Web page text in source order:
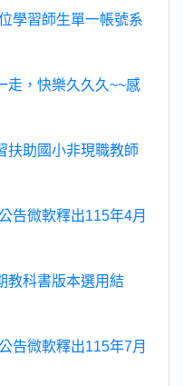
學習師生單一帳號系
走，快樂久久久~~感
扶助國小非現職教師
告微軟釋出115年4月
教科書版本選用結
告微軟釋出115年7月